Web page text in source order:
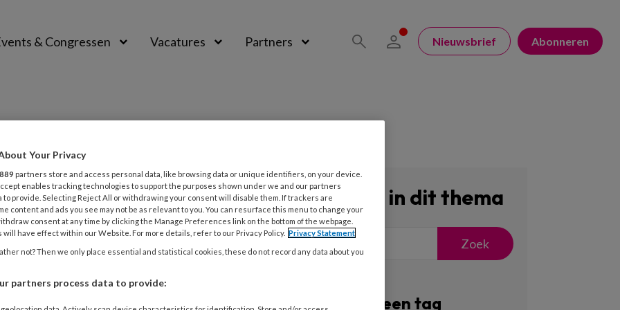
& Congressen Vacatures Partners Nieuwsbrief Abonneren
2025 NIEUWS WET- EN REGELGEVING
blijft bij niet-indexeren in 2026
voor bijna gratis
maar toch teleurstellend' reageert BK-
Zoeken in dit thema
Zoek
Filter op een tag
Your Privacy
889 partners store and access personal data, like browsing data or unique identifiers, on your device.
enables tracking technologies to support the purposes shown under we and our partners
to provide. Selecting Reject All or withdrawing your consent will disable them. If trackers are
content and ads you see may not be as relevant to you. You can resurface this menu to change your
consent at any time by clicking the Manage Preferences link on the bottom of the webpage.
will have effect within our Website. For more details, refer to our Privacy Policy. Privacy Statement
not? Then we only place essential and statistical cookies, these do not record any data about you
partners process data to provide: